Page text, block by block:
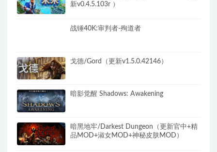
新v0.4.5.103r ）
战锤40K:审判者-殉道者
戈德/Gord（更新v1.5.0.42146）
暗影觉醒 Shadows: Awakening
暗黑地牢/Darkest Dungeon（更新官中+精
品MOD+淑女MOD+神秘皮肤MOD）